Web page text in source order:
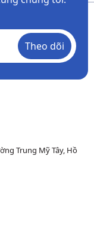
Theo dõi
Trung Mỹ Tây, Hồ